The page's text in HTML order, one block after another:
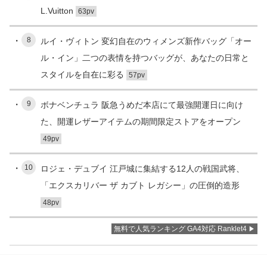
L.Vuitton
63pv
8
ルイ・ヴィトン 変幻自在のウィメンズ新作バッグ「オー
ル・イン」二つの表情を持つバッグが、あなたの日常と
スタイルを自在に彩る
57pv
9
ボナベンチュラ 阪急うめだ本店にて最強開運日に向け
た、開運レザーアイテムの期間限定ストアをオープン
49pv
10
ロジェ・デュブイ 江戸城に集結する12人の戦国武将、
「エクスカリバー ザ カブト レガシー」の圧倒的造形
48pv
無料で人気ランキング GA4対応 Ranklet4